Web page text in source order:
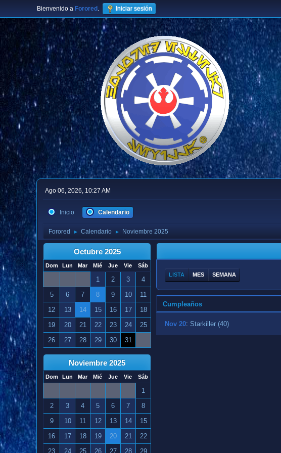
Bienvenido a Forored . Iniciar sesión
Ago 06, 2026, 10:27 AM
Inicio Calendario
Forored ► Calendario ► Noviembre 2025
Octubre 2025
Dom Lun Mar Mié Jue Vie Sáb
1 2 3
4
5
6 7 8 9 10
11
12
13 14 15 16 17
18
19
20 21 22 23 24
25
26
27 28 29 30 31
Noviembre 2025
Dom Lun Mar Mié Jue Vie Sáb
1
2
3 4 5 6 7
8
9
10 11 12 13 14
15
16
17 18 19 20 21
22
23
24 25 26 27 28 29
LISTA MES SEMANA
Cumpleaños
Nov 20: Starkiller (40)